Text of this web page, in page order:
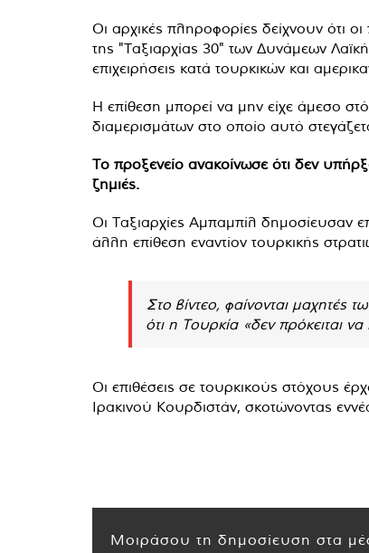
Οι αρχικές πληροφορίες δείχνουν ότι
της "Ταξιαρχίας 30" των Δυνάμεων
επιχειρήσεις κατά τουρκικών και
Η επίθεση μπορεί να μην είχε άμεσο
διαμερισμάτων στο οποίο αυτό
Το προξενείο ανακοίνωσε ότι δεν
ζημιές.
Οι Ταξιαρχίες Αμπαμπίλ δημοσίευσαν
άλλη επίθεση εναντίον τουρκικής
Στο βίντεο, φαίνονται μαχητές
ότι η Τουρκία «δεν πρόκειται
Οι επιθέσεις σε τουρκικούς στόχους
Ιρακινού Κουρδιστάν, σκοτώνοντας
Μοιράσου τη δημοσίευση στα